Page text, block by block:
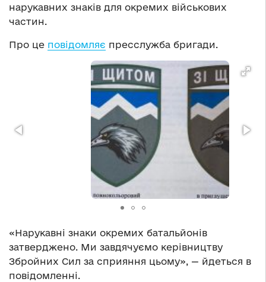
нарукавних знаків для окремих військових
частин.
Про це повідомляє пресслужба бригади.
«Нарукавні знаки окремих батальйонів
затверджено. Ми завдячуємо керівництву
Збройних Сил за сприяння цьому», — йдеться в
повідомленні.